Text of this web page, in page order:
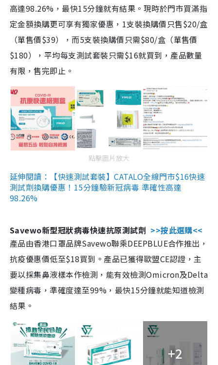
高達98.26%，最快15分鐘就有結果。現時於門市買滿指
定金額換購更可享有獨家優惠，1支裝換購價只售$20/盒
（單售價$39），而5支裝換購價只需$80/盒（單售價
$180），平均每支測試套裝只需$16就買到，產品數量
有限，售完即止。
點擊圖片放大
延伸閱讀：【快速測試套裝】CATALO全線門市$16快速
測試劑換購優惠！15分鐘驗新冠病毒 準確性高達
98.26%
Savewo新型冠狀病毒快速抗原測試劑 >>按此選購<<
產品由香港口罩品牌Savewo聯乘DEEPBLUE合作推出，
抗疫優惠價低至$18買到。產品已獲得歐盟CE認證，主
要以採集鼻液樣本作檢測，能有效檢測Omicron及Delta
變種病毒，準確度達至99%，最快15分鐘就能知道檢測
結果。
+2